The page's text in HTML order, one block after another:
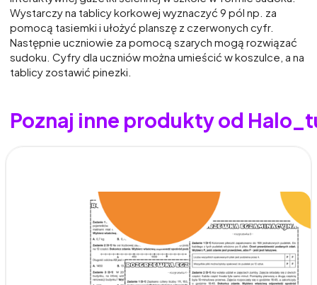
Wystarczy na tablicy korkowej wyznaczyć 9 pól np. za
pomocą tasiemki i ułożyć planszę z czerwonych cyfr.
Następnie uczniowie za pomocą szarych mogą rozwiązać
sudoku. Cyfry dla uczniów można umieścić w koszulce, a na
tablicy zostawić pinezki.
Poznaj inne produkty od